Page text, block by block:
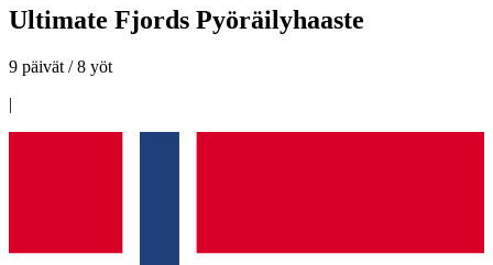
Ultimate Fjords Pyöräilyhaaste
9 päivät / 8 yöt
|